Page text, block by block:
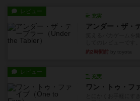
レビュー
充実
アンダー・ザ・
約2時間前
レビュー
充実
ワン・トゥ・フ